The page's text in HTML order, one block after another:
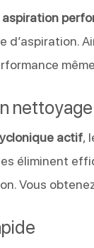
actif,
éliminent
Vous